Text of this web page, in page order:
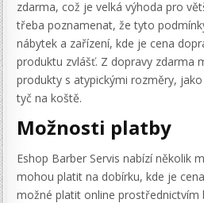
zdarma, což je velká výhoda pro
třeba poznamenat, že tyto
nábytek a zařízení, kde je cena
produktu zvlášť. Z dopravy zdarma
produkty s atypickými rozměry,
tyč na koště.
Možnosti platby
Eshop Barber Servis nabízí několik
mohou platit na dobírku, kde je
možné platit online prostřednictvím